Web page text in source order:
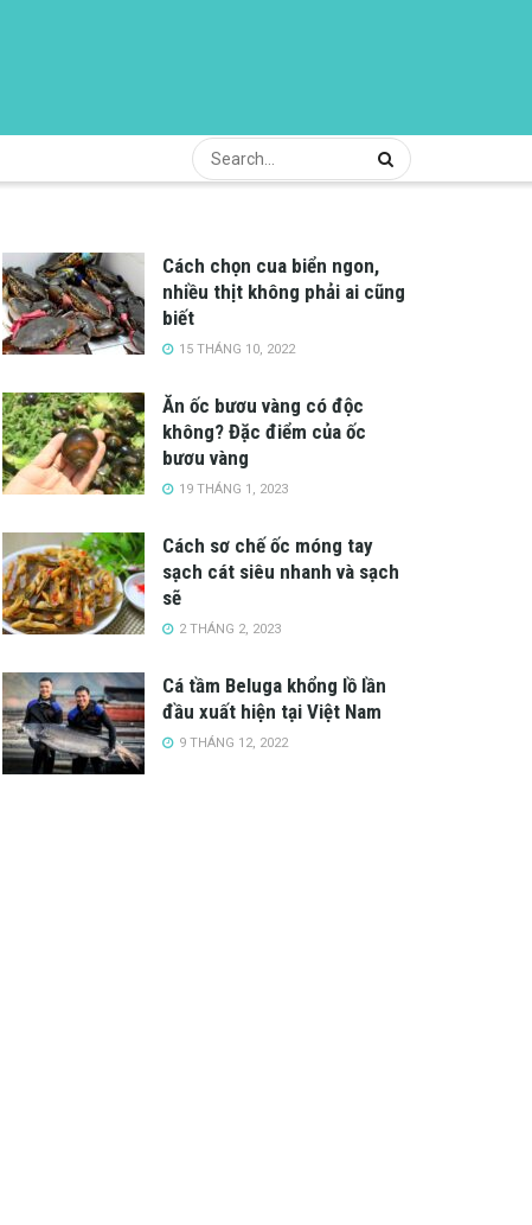
Cách chọn cua biển ngon,
nhiều thịt không phải ai cũng
biết
15 THÁNG 10, 2022
Ăn ốc bươu vàng có độc
không? Đặc điểm của ốc
bươu vàng
19 THÁNG 1, 2023
Cách sơ chế ốc móng tay
sạch cát siêu nhanh và sạch
sẽ
2 THÁNG 2, 2023
Cá tầm Beluga khổng lồ lần
đầu xuất hiện tại Việt Nam
9 THÁNG 12, 2022